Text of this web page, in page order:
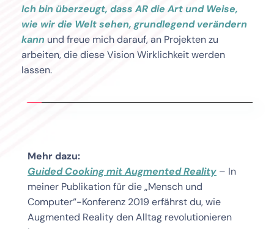
Ich bin überzeugt, dass AR die Art und Weise,
wie wir die Welt sehen, grundlegend verändern
kann und freue mich darauf, an Projekten zu
arbeiten, die diese Vision Wirklichkeit werden
lassen.
Mehr dazu:
Guided Cooking mit Augmented Reality – In
meiner Publikation für die „Mensch und
Computer“-Konferenz 2019 erfährst du, wie
Augmented Reality den Alltag revolutionieren